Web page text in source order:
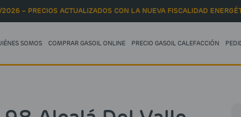
– PRECIOS ACTUALIZADOS CON LA NUEVA FISCALIDAD
SOMOS COMPRAR GASOIL ONLINE PRECIO GASOIL CALEFACCIÓN